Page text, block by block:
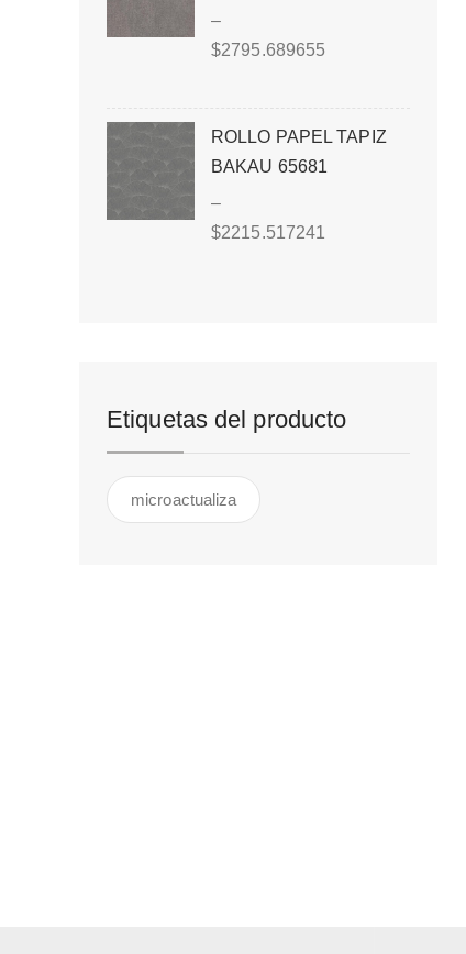
–
$2795.689655
ROLLO PAPEL TAPIZ
BAKAU 65681
–
$2215.517241
Etiquetas del producto
microactualiza